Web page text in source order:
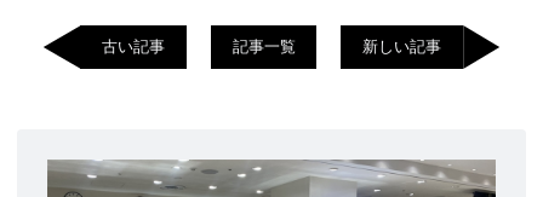
古い記事 記事一覧 新しい記事